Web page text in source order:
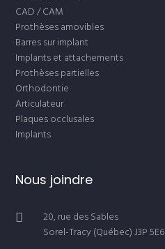
CAD / CAM
Prothèses amovibles
Barres sur implant
Implants et attachements
Prothèses partielles
Orthodontie
Articulateur
Plaques occlusales
Implants
Nous joindre
20, rue des Sables
Sorel-Tracy (Québec) J3P 5E6